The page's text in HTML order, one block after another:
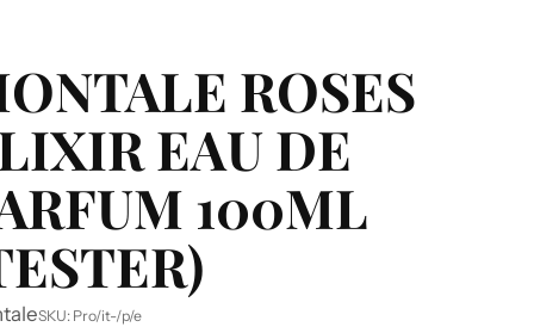
ROSES
EAU DE
100ML
SKU: Pro/it-/p/e